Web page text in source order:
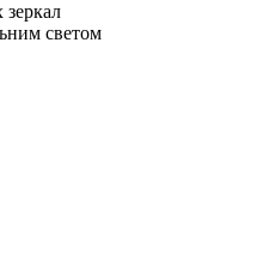
зеркал
светом